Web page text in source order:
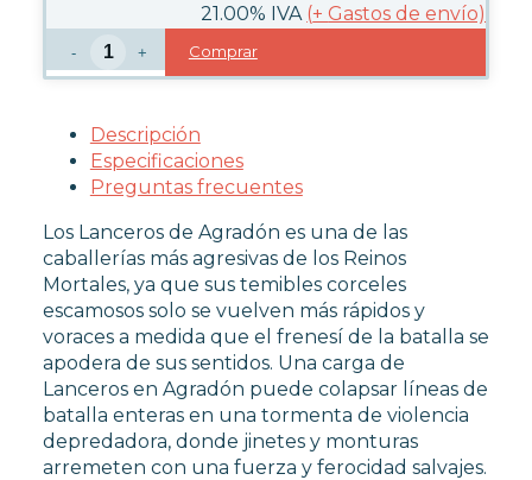
21.00% IVA (+ Gastos de envío)
- + Comprar
Descripción
Especificaciones
Preguntas frecuentes
Los Lanceros de Agradón es una de las
caballerías más agresivas de los Reinos
Mortales, ya que sus temibles corceles
escamosos solo se vuelven más rápidos y
voraces a medida que el frenesí de la batalla se
apodera de sus sentidos. Una carga de
Lanceros en Agradón puede colapsar líneas de
batalla enteras en una tormenta de violencia
depredadora, donde jinetes y monturas
arremeten con una fuerza y ferocidad salvajes.